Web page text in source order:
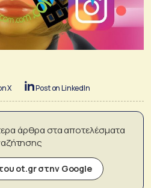
X Post on LinkedIn
άρθρα στα αποτελέσματα
ot.gr στην Google